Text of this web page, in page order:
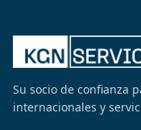
Su socio de confianza
internacionales y